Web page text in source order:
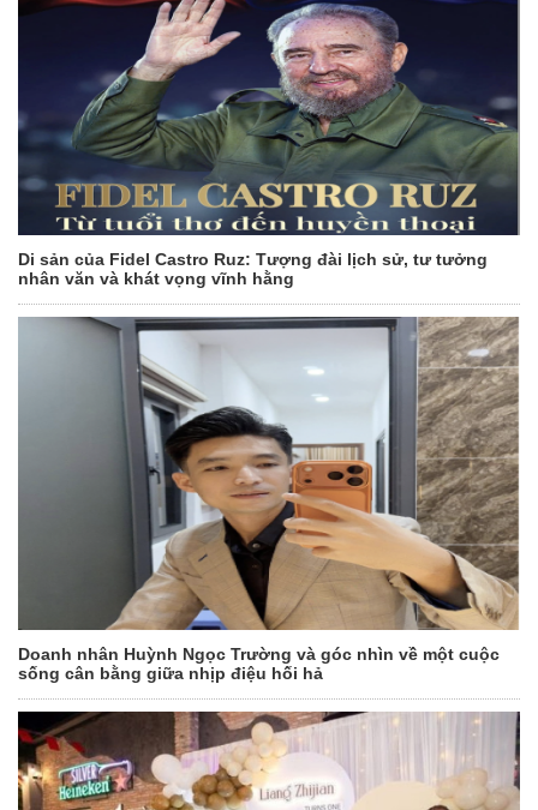
Di sản của Fidel Castro Ruz: Tượng đài lịch sử, tư tưởng
nhân văn và khát vọng vĩnh hằng
Doanh nhân Huỳnh Ngọc Trường và góc nhìn về một cuộc
sống cân bằng giữa nhịp điệu hối hả